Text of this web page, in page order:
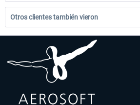
Otros clientes también vieron